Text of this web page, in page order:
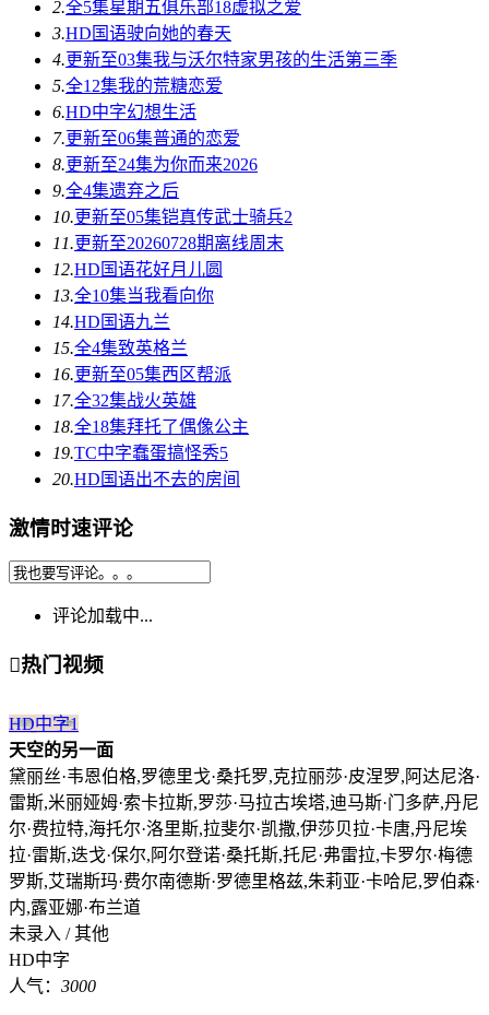
2.全5集星期五俱乐部18虚拟之爱
3.HD国语驶向她的春天​
4.更新至03集我与沃尔特家男孩的生活第三季
5.全12集我的荒糖恋爱
6.HD中字幻想生活
7.更新至06集普通的恋爱
8.更新至24集为你而来2026
9.全4集遗弃之后
10.更新至05集铠真传武士骑兵2
11.更新至20260728期离线周末
12.HD国语花好月儿圆
13.全10集当我看向你
14.HD国语九兰
15.全4集致英格兰
16.更新至05集西区帮派
17.全32集战火英雄
18.全18集拜托了偶像公主
19.TC中字蠢蛋搞怪秀5
20.HD国语出不去的房间
激情时速评论
评论加载中...
热门视频
HD中字1
天空的另一面
黛丽丝·韦恩伯格,罗德里戈·桑托罗,克拉丽莎·皮涅罗,阿达尼洛·
雷斯,米丽娅姆·索卡拉斯,罗莎·马拉古埃塔,迪马斯·门多萨,丹尼
尔·费拉特,海托尔·洛里斯,拉斐尔·凯撒,伊莎贝拉·卡唐,丹尼埃
拉·雷斯,迭戈·保尔,阿尔登诺·桑托斯,托尼·弗雷拉,卡罗尔·梅德
罗斯,艾瑞斯玛·费尔南德斯·罗德里格兹,朱莉亚·卡哈尼,罗伯森·
内,露亚娜·布兰道
未录入 / 其他
HD中字
人气： 3000